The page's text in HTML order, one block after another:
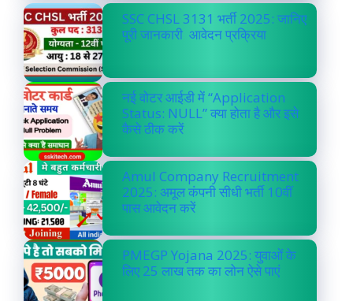
SSC CHSL 3131 भर्ती 2025: जानिए
पूरी जानकारी आवेदन प्रक्रिया
नई वोटर आईडी में “Application
Status: NULL” क्या होता है और इसे
कैसे ठीक करें
Amul Company Recruitment
2025: अमूल कंपनी सीधी भर्ती 10वीं
पास आवेदन करें
PMEGP Yojana 2025: युवाओं के
लिए 25 लाख तक का लोन ऐसे पाएं